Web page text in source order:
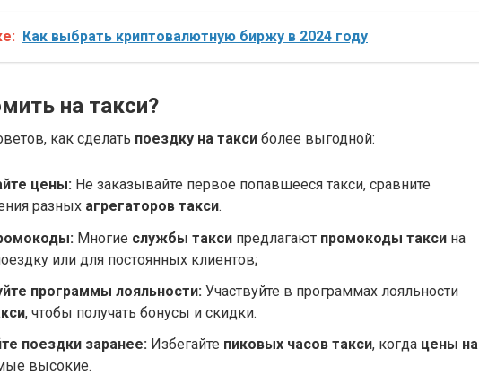
Как выбрать криптовалютную биржу в 2024 году
на такси?
как сделать поездку на такси более выгодной:
цены: Не заказывайте первое попавшееся такси, сравните
разных агрегаторов такси.
Многие службы такси предлагают промокоды такси на
или для постоянных клиентов;
программы лояльности: Участвуйте в программах лояльности
, чтобы получать бонусы и скидки.
поездки заранее: Избегайте пиковых часов такси, когда цены на
высокие.